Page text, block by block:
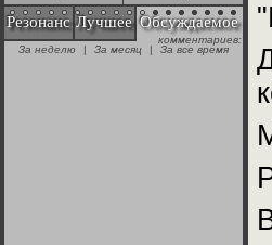
"Аркадий Коц" на
эгалите-фесте "Не
Резонанс Лучшее Обсуждаемое
комментариев:
За неделю
| За месяц | За все время